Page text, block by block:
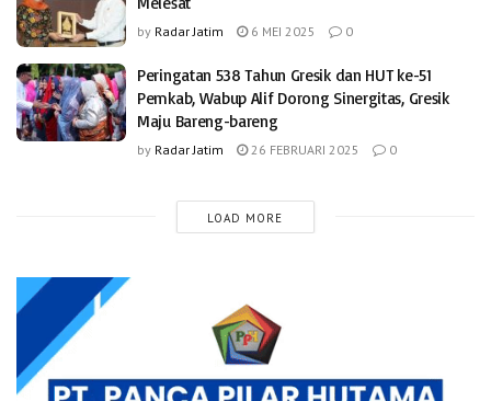
by Radar Jatim 6 MEI 2025 0
Peringatan 538 Tahun Gresik dan HUT ke-51
Pemkab, Wabup Alif Dorong Sinergitas, Gresik
Maju Bareng-bareng
by Radar Jatim 26 FEBRUARI 2025 0
LOAD MORE